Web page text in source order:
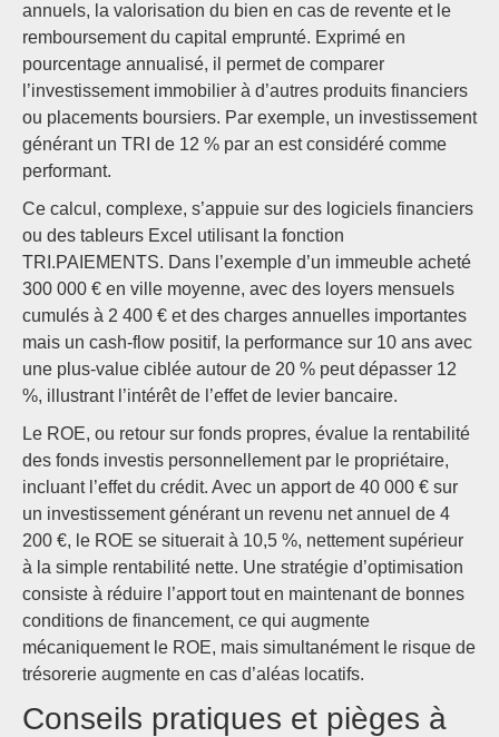
annuels, la valorisation du bien en cas de revente et le
remboursement du capital emprunté. Exprimé en
pourcentage annualisé, il permet de comparer
l’investissement immobilier à d’autres produits financiers
ou placements boursiers. Par exemple, un investissement
générant un TRI de 12 % par an est considéré comme
performant.
Ce calcul, complexe, s’appuie sur des logiciels financiers
ou des tableurs Excel utilisant la fonction
TRI.PAIEMENTS. Dans l’exemple d’un immeuble acheté
300 000 € en ville moyenne, avec des loyers mensuels
cumulés à 2 400 € et des charges annuelles importantes
mais un cash-flow positif, la performance sur 10 ans avec
une plus-value ciblée autour de 20 % peut dépasser 12
%, illustrant l’intérêt de l’effet de levier bancaire.
Le ROE, ou retour sur fonds propres, évalue la rentabilité
des fonds investis personnellement par le propriétaire,
incluant l’effet du crédit. Avec un apport de 40 000 € sur
un investissement générant un revenu net annuel de 4
200 €, le ROE se situerait à 10,5 %, nettement supérieur
à la simple rentabilité nette. Une stratégie d’optimisation
consiste à réduire l’apport tout en maintenant de bonnes
conditions de financement, ce qui augmente
mécaniquement le ROE, mais simultanément le risque de
trésorerie augmente en cas d’aléas locatifs.
Conseils pratiques et pièges à